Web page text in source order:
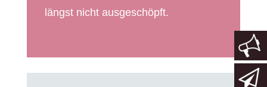
längst nicht ausgeschöpft.